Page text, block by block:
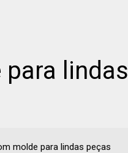
lindas
molde para lindas peças